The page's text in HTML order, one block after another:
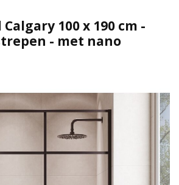
100 x 190 cm -
- met nano